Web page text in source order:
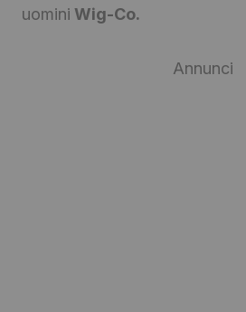
uomini Wig-Co.
Annunci